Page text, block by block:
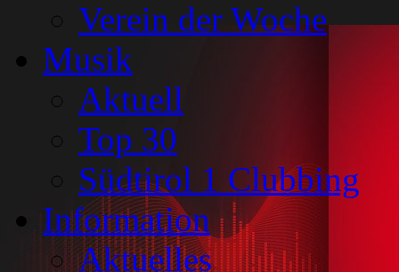
Verein der Woche
Musik
Aktuell
Top 30
Südtirol 1 Clubbing
Information
Aktuelles